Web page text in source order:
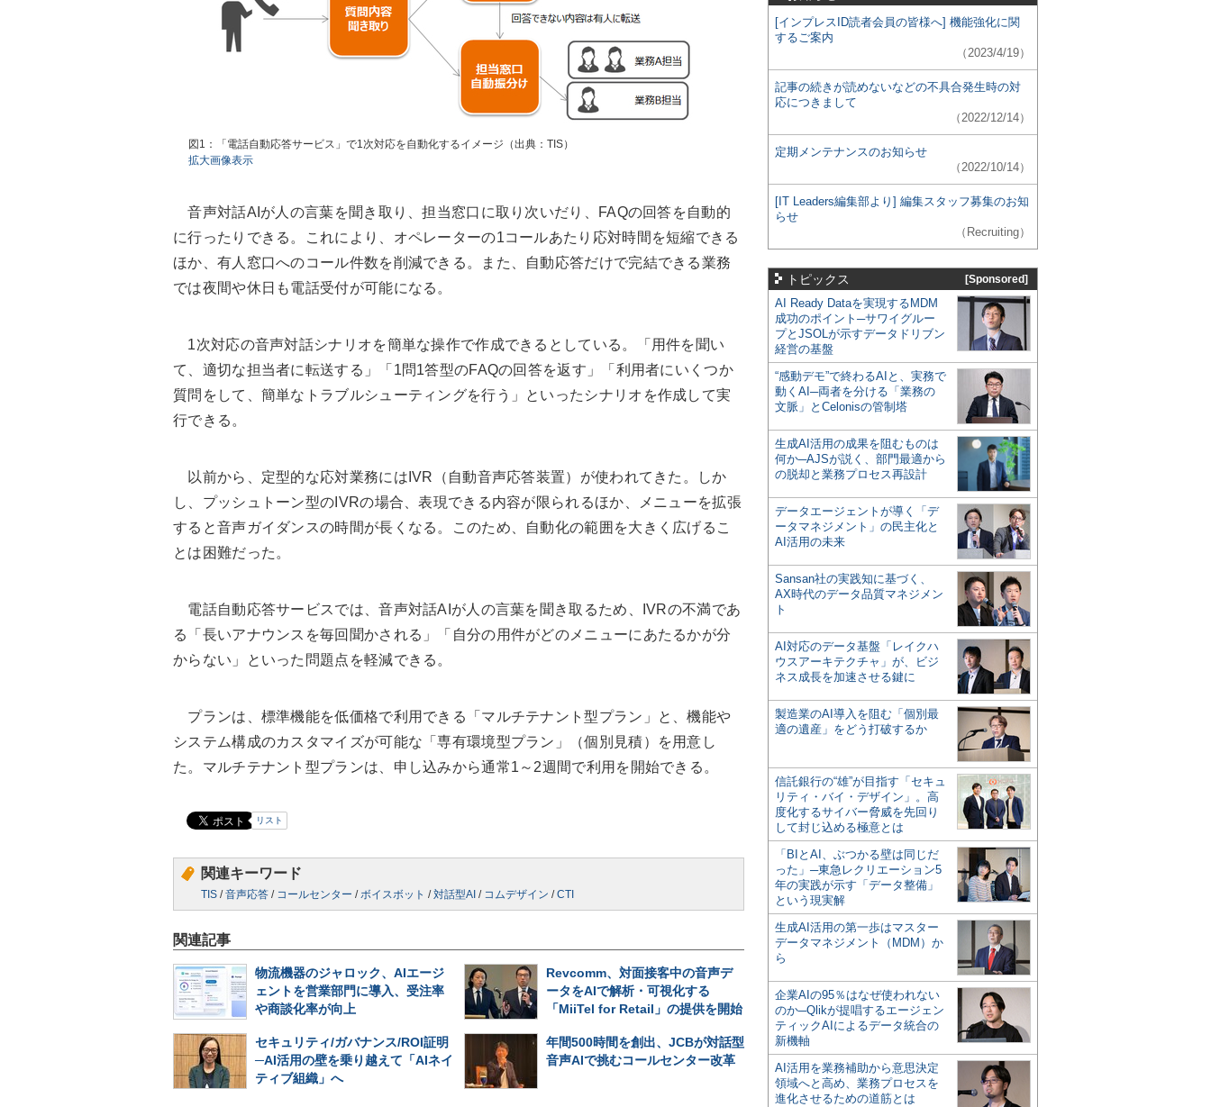
図1：「電話自動応答サービス」で1次対応を自動化するイメージ（出典：TIS）
拡大画像表示
音声対話AIが人の言葉を聞き取り、担当窓口に取り次いだり、FAQの回答を自動的
に行ったりできる。これにより、オペレーターの1コールあたり応対時間を短縮できる
ほか、有人窓口へのコール件数を削減できる。また、自動応答だけで完結できる業務
では夜間や休日も電話受付が可能になる。
1次対応の音声対話シナリオを簡単な操作で作成できるとしている。「用件を聞い
て、適切な担当者に転送する」「1問1答型のFAQの回答を返す」「利用者にいくつか
質問をして、簡単なトラブルシューティングを行う」といったシナリオを作成して実
行できる。
以前から、定型的な応対業務にはIVR（自動音声応答装置）が使われてきた。しか
し、プッシュトーン型のIVRの場合、表現できる内容が限られるほか、メニューを拡張
すると音声ガイダンスの時間が長くなる。このため、自動化の範囲を大きく広げるこ
とは困難だった。
電話自動応答サービスでは、音声対話AIが人の言葉を聞き取るため、IVRの不満であ
る「長いアナウンスを毎回聞かされる」「自分の用件がどのメニューにあたるかが分
からない」といった問題点を軽減できる。
プランは、標準機能を低価格で利用できる「マルチテナント型プラン」と、機能や
システム構成のカスタマイズが可能な「専有環境型プラン」（個別見積）を用意し
た。マルチテナント型プランは、申し込みから通常1～2週間で利用を開始できる。
リスト
関連キーワード
TIS /音声応答 / コールセンター /ボイスボット /対話型AI / コムデザイン /CTI
関連記事
物流機器のジャロック、AIエージ
ェントを営業部門に導入、受注率
や商談化率が向上
Revcomm、対面接客中の音声デ
ータをAIで解析・可視化する
「MiiTel for Retail」の提供を開始
セキュリティ/ガバナンス/ROI証明
─AI活用の壁を乗り越えて「AIネイ
ティブ組織」へ
年間500時間を創出、JCBが対話型
音声AIで挑むコールセンター改革
[インプレスID読者会員の皆様へ] 機能強化に関
するご案内
（2023/4/19）
記事の続きが読めないなどの不具合発生時の対
応につきまして
（2022/12/14）
定期メンテナンスのお知らせ
（2022/10/14）
[IT Leaders編集部より] 編集スタッフ募集のお知
らせ
（Recruiting）
トピックス [Sponsored]
AI Ready Dataを実現するMDM
成功のポイント─サワイグルー
プとJSOLが示すデータドリブン
経営の基盤
“感動デモ”で終わるAIと、実務で
動くAI─両者を分ける「業務の
文脈」とCelonisの管制塔
生成AI活用の成果を阻むものは
何か─AJSが説く、部門最適から
の脱却と業務プロセス再設計
データエージェントが導く「デ
ータマネジメント」の民主化と
AI活用の未来
Sansan社の実践知に基づく、
AX時代のデータ品質マネジメン
ト
AI対応のデータ基盤「レイクハ
ウスアーキテクチャ」が、ビジ
ネス成長を加速させる鍵に
製造業のAI導入を阻む「個別最
適の遺産」をどう打破するか
信託銀行の“雄”が目指す「セキュ
リティ・バイ・デザイン」。高
度化するサイバー脅威を先回り
して封じ込める極意とは
「BIとAI、ぶつかる壁は同じだ
った」─東急レクリエーション5
年の実践が示す「データ整備」
という現実解
生成AI活用の第一歩はマスター
データマネジメント（MDM）か
ら
企業AIの95％はなぜ使われない
のか─Qlikが提唱するエージェン
ティックAIによるデータ統合の
新機軸
AI活用を業務補助から意思決定
領域へと高め、業務プロセスを
進化させるための道筋とは